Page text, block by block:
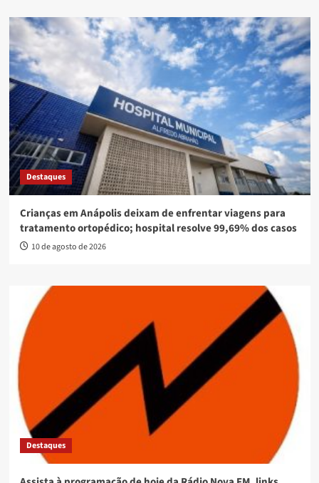
Destaques
Crianças em Anápolis deixam de enfrentar viagens para
tratamento ortopédico; hospital resolve 99,69% dos casos
10 de agosto de 2026
Destaques